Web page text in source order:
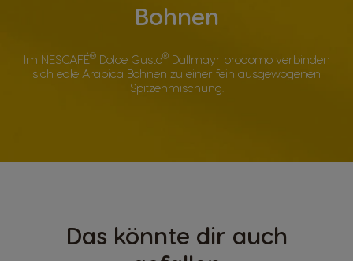
Bohnen
Im NESCAFÉ®Dolce Gusto®Dallmayr prodomo verbinden
sich edle Arabica Bohnen zu einer fein ausgewogenen
Spitzenmischung.
Das könnte dir auch